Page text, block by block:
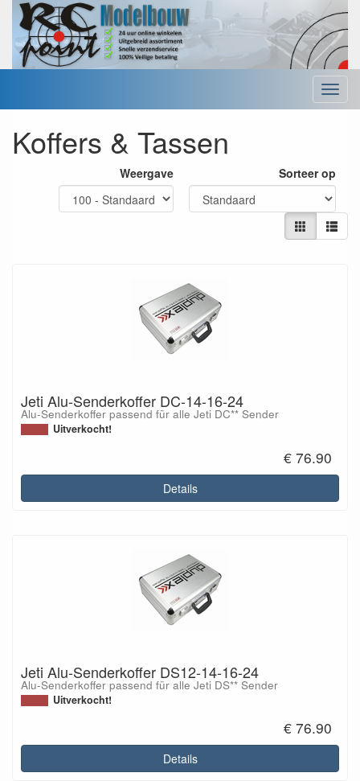
Menu
Koffers & Tassen
Weergave Sorteer op
Jeti Alu-Senderkoffer DC-14-16-24
Alu-Senderkoffer passend für alle Jeti DC** Sender
Uitverkocht!
€ 76.90
Details
Jeti Alu-Senderkoffer DS12-14-16-24
Alu-Senderkoffer passend für alle Jeti DS** Sender
Uitverkocht!
€ 76.90
Details